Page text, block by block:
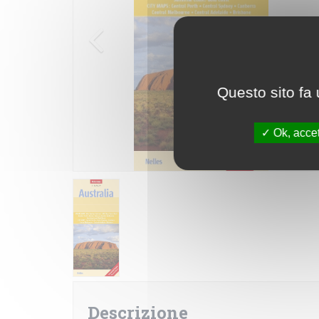
Descrizione
Questo sito fa
Ok,